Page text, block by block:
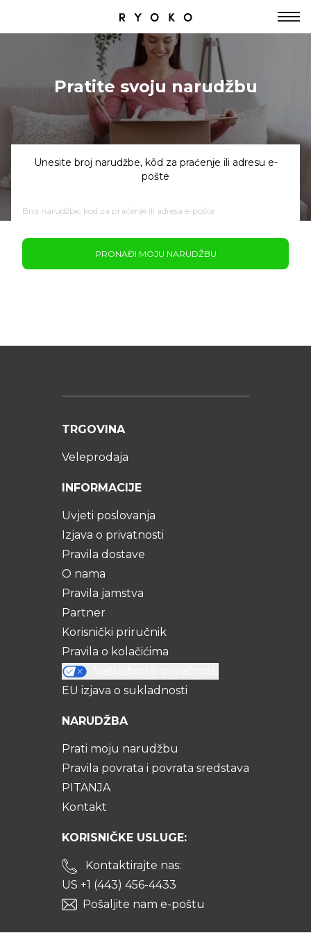
Pratite svoju narudžbu
Unesite broj narudžbe, kôd za praćenje ili adresu e-
pošte
PRONAĐI MOJU NARUDŽBU
TRGOVINA
Veleprodaja
INFORMACIJE
Uvjeti poslovanja
Izjava o privatnosti
Pravila dostave
O nama
Pravila jamstva
Partner
Korisnički priručnik
Pravila o kolačićima
EU izjava o sukladnosti
NARUDŽBA
Prati moju narudžbu
Pravila povrata i povrata sredstava
PITANJA
Kontakt
KORISNIČKE USLUGE:
Kontaktirajte nas:
US +1 (443) 456-4433
Pošaljite nam e-poštu